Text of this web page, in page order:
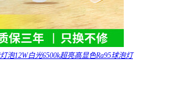
泡12W白光6500k超亮高显色Ra95球泡灯